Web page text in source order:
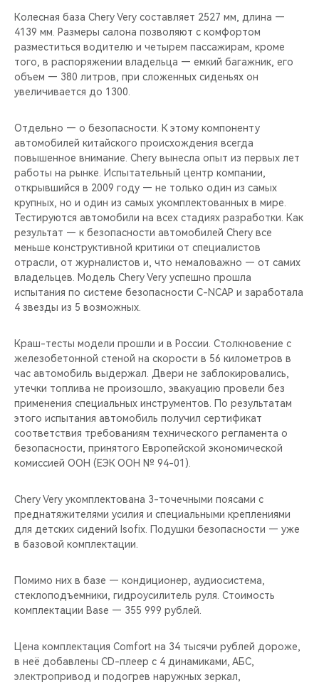
Колесная база Chery Very составляет 2527 мм, длина —
4139 мм. Размеры салона позволяют с комфортом
разместиться водителю и четырем пассажирам, кроме
того, в распоряжении владельца — емкий багажник, его
объем — 380 литров, при сложенных сиденьях он
увеличивается до 1300.
Отдельно — о безопасности. К этому компоненту
автомобилей китайского происхождения всегда
повышенное внимание. Chery вынесла опыт из первых лет
работы на рынке. Испытательный центр компании,
открывшийся в 2009 году — не только один из самых
крупных, но и один из самых укомплектованных в мире.
Тестируются автомобили на всех стадиях разработки. Как
результат — к безопасности автомобилей Chery все
меньше конструктивной критики от специалистов
отрасли, от журналистов и, что немаловажно — от самих
владельцев. Модель Chery Very успешно прошла
испытания по системе безопасности C-NCAP и заработала
4 звезды из 5 возможных.
Краш-тесты модели прошли и в России. Столкновение с
железобетонной стеной на скорости в 56 километров в
час автомобиль выдержал. Двери не заблокировались,
утечки топлива не произошло, эвакуацию провели без
применения специальных инструментов. По результатам
этого испытания автомобиль получил сертификат
соответствия требованиям технического регламента о
безопасности, принятого Европейской экономической
комиссией ООН (ЕЭК ООН № 94-01).
Chery Very укомплектована 3-точечными поясами с
преднатяжителями усилия и специальными креплениями
для детских сидений Isofix. Подушки безопасности — уже
в базовой комплектации.
Помимо них в базе — кондиционер, аудиосистема,
стеклоподъемники, гидроусилитель руля. Стоимость
комплектации Base — 355 999 рублей.
Цена комплектация Comfort на 34 тысячи рублей дороже,
в неё добавлены CD-плеер с 4 динамиками, АБС,
электропривод и подогрев наружных зеркал,